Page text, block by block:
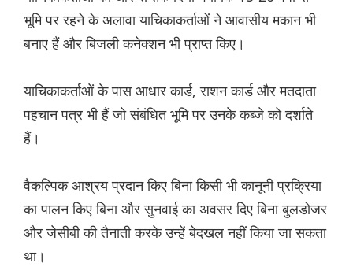
भूमि पर रहने के अलावा याचिकाकर्ताओं ने आवासीय मकान भी
बनाए हैं और बिजली कनेक्शन भी प्राप्त किए।
याचिकाकर्ताओं के पास आधार कार्ड, राशन कार्ड और मतदाता
पहचान पत्र भी हैं जो संबंधित भूमि पर उनके कब्जे को दर्शाते
हैं।
वैकल्पिक आश्रय प्रदान किए बिना किसी भी कानूनी प्रक्रिया
का पालन किए बिना और सुनवाई का अवसर दिए बिना बुलडोजर
और जेसीबी की तैनाती करके उन्हें बेदखल नहीं किया जा सकता
था।